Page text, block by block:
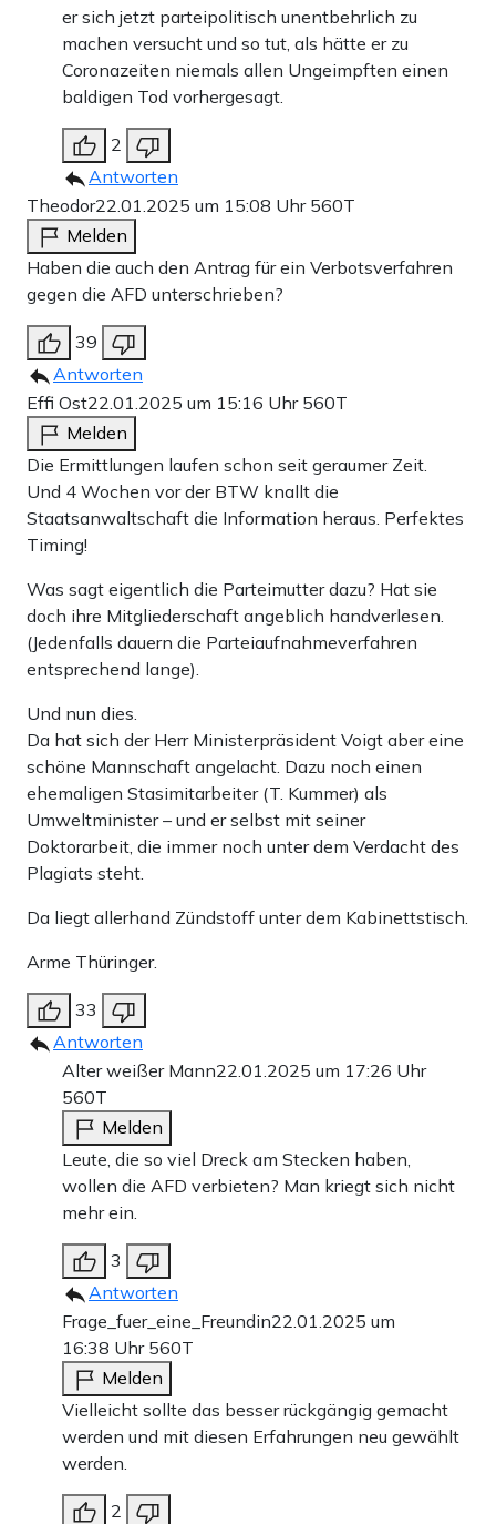
er sich jetzt parteipolitisch unentbehrlich zu
machen versucht und so tut, als hätte er zu
Coronazeiten niemals allen Ungeimpften einen
baldigen Tod vorhergesagt.
2
Antworten
Theodor22.01.2025 um 15:08 Uhr 560T
Melden
Haben die auch den Antrag für ein Verbotsverfahren
gegen die AFD unterschrieben?
39
Antworten
Effi Ost22.01.2025 um 15:16 Uhr 560T
Melden
Die Ermittlungen laufen schon seit geraumer Zeit.
Und 4 Wochen vor der BTW knallt die
Staatsanwaltschaft die Information heraus. Perfektes
Timing!
Was sagt eigentlich die Parteimutter dazu? Hat sie
doch ihre Mitgliederschaft angeblich handverlesen.
(Jedenfalls dauern die Parteiaufnahmeverfahren
entsprechend lange).
Und nun dies.
Da hat sich der Herr Ministerpräsident Voigt aber eine
schöne Mannschaft angelacht. Dazu noch einen
ehemaligen Stasimitarbeiter (T. Kummer) als
Umweltminister – und er selbst mit seiner
Doktorarbeit, die immer noch unter dem Verdacht des
Plagiats steht.
Da liegt allerhand Zündstoff unter dem Kabinettstisch.
Arme Thüringer.
33
Antworten
Alter weißer Mann22.01.2025 um 17:26 Uhr
560T
Melden
Leute, die so viel Dreck am Stecken haben,
wollen die AFD verbieten? Man kriegt sich nicht
mehr ein.
3
Antworten
Frage_fuer_eine_Freundin22.01.2025 um
16:38 Uhr 560T
Melden
Vielleicht sollte das besser rückgängig gemacht
werden und mit diesen Erfahrungen neu gewählt
werden.
2